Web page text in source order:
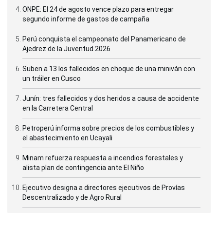
ONPE: El 24 de agosto vence plazo para entregar
segundo informe de gastos de campaña
Perú conquista el campeonato del Panamericano de
Ajedrez de la Juventud 2026
Suben a 13 los fallecidos en choque de una miniván con
un tráiler en Cusco
Junín: tres fallecidos y dos heridos a causa de accidente
en la Carretera Central
Petroperú informa sobre precios de los combustibles y
el abastecimiento en Ucayali
Minam refuerza respuesta a incendios forestales y
alista plan de contingencia ante El Niño
Ejecutivo designa a directores ejecutivos de Provías
Descentralizado y de Agro Rural